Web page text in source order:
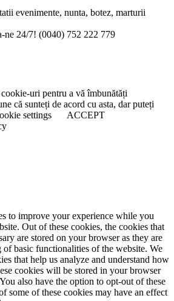
ne 24/7! (0040) 752 222 779
uri pentru a vă îmbunătăți
că sunteți de acord cu asta, dar puteți
settings
ACCEPT
to improve your experience while you
Out of these cookies, the cookies that
are stored on your browser as they are
basic functionalities of the website. We
that help us analyze and understand how
cookies will be stored in your browser
also have the option to opt-out of these
some of these cookies may have an effect